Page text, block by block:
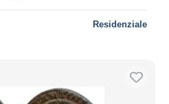
Residenziale